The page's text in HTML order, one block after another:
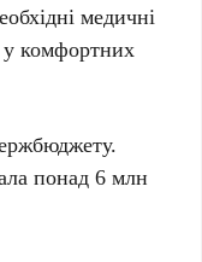
медичні
комфортних
понад 6 млн